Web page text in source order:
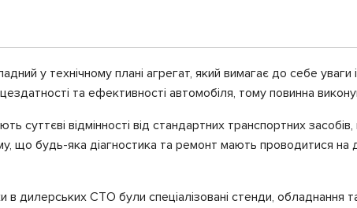
у технічному плані агрегат, який вимагає до себе
та ефективності автомобіля, тому повинна
суттєві відмінності від стандартних транспортних
що будь-яка діагностика та ремонт мають проводитися на
дилерських СТО були спеціалізовані стенди, обладнання